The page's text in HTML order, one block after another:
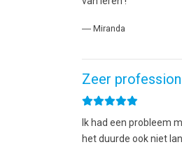
― Miranda
Zeer
Ik had een probleem
het duurde ook niet